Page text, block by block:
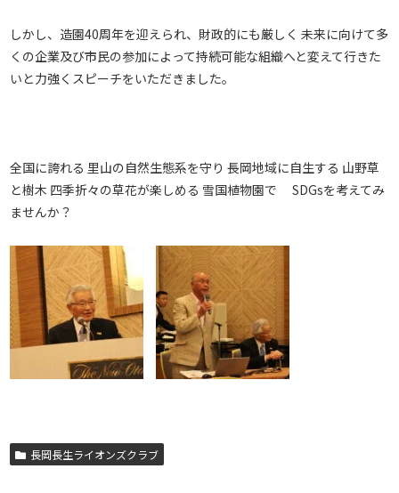
しかし、造園40周年を迎えられ、財政的にも厳しく 未来に向けて多
くの企業及び市民の参加によって持続可能な組織へと変えて行きた
いと力強くスピーチをいただきました。
全国に誇れる 里山の自然生態系を守り 長岡地域に自生する 山野草
と樹木 四季折々の草花が楽しめる 雪国植物園で SDGsを考えてみ
ませんか？
長岡長生ライオンズクラブ